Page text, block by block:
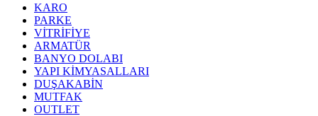
KARO
PARKE
VİTRİFİYE
ARMATÜR
BANYO DOLABI
YAPI KİMYASALLARI
DUŞAKABİN
MUTFAK
OUTLET